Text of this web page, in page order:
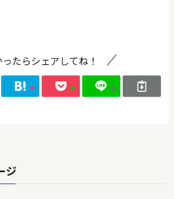
ったらシェアしてね！
ジ